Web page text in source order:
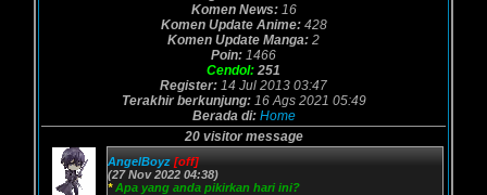
Komen News: 16
Komen Update Anime: 428
Komen Update Manga: 2
Poin: 1466
Cendol: 251
Register: 14 Jul 2013 03:47
Terakhir berkunjung: 16 Ags 2021 05:49
Berada di: Home
20 visitor message
AngelBoyz [off]
(27 Nov 2022 04:38)
* Apa yang anda pikirkan hari ini?